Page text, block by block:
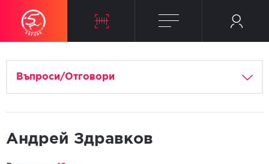
Въпроси/Отговори
Андрей Здравков